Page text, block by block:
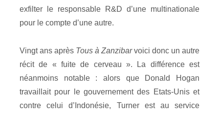
exfilter le responsable R&D d’une multinationale
pour le compte d’une autre.
Vingt ans après Tous à Zanzibarvoici donc un autre
récit de « fuite de cerveau ». La différence est
néanmoins notable : alors que Donald Hogan
travaillait pour le gouvernement des Etats-Unis et
contre celui d’Indonésie, Turner est au service